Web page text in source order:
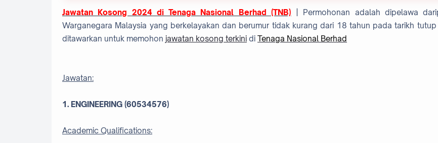
Jawatan Kosong 2024 di Tenaga Nasional Berhad (TNB) | Permohonan adalah dipelawa
Warganegara Malaysia yang berkelayakan dan berumur tidak kurang dari 18 tahun pada tarikh tutup
ditawarkan untuk memohon jawatan kosong terkini di Tenaga Nasional Berhad
Jawatan:
1. ENGINEERING (60534576)
Academic Qualifications: